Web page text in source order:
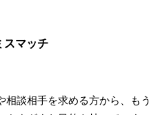
スマッチ
談相手を求める方から、もう